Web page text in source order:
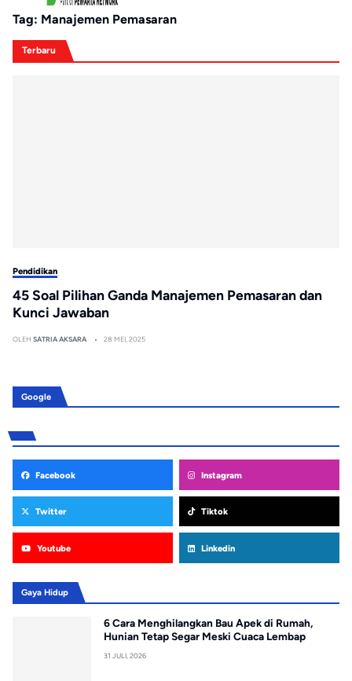
Tag: Manajemen Pemasaran
Terbaru
Pendidikan
45 Soal Pilihan Ganda Manajemen Pemasaran dan
Kunci Jawaban
OLEH SATRIA AKSARA 28 MEI, 2025
Google
Facebook Instagram
Twitter Tiktok
Youtube Linkedin
Gaya Hidup
6 Cara Menghilangkan Bau Apek di Rumah,
Hunian Tetap Segar Meski Cuaca Lembap
31 JULI, 2026